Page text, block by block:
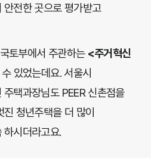
전한 곳으로 평가받고
토부에서 주관하는<주거혁신
있었는데요. 서울시
택과장님도 PEER 신촌점을
청년주택을 더 많이
하시더라고요.